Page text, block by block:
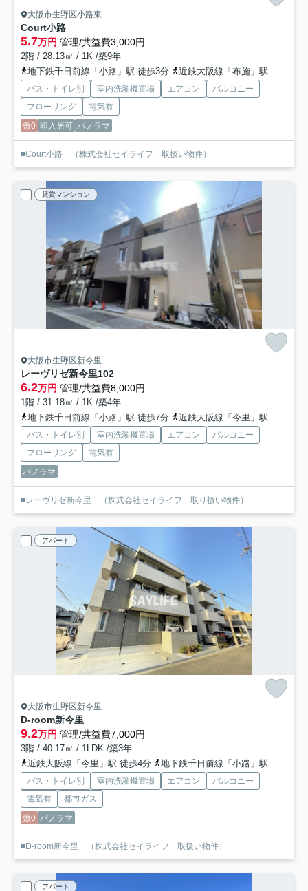
大阪市生野区小路東
Court小路
5.7万円 管理/共益費3,000円
2階 / 28.13㎡ / 1K /築9年
地下鉄千日前線「小路」駅 徒歩3分
近鉄大阪線「布施」駅 徒歩10分
バス・トイレ別 室内洗濯機置場 エアコン
バルコニー
フローリング
電気有
敷0 即入居可 パノラマ
■Court小路 （株式会社セイライフ 取扱い物件）
賃貸マンション
大阪市生野区新今里
レーヴリゼ新今里102
6.2万円 管理/共益費8,000円
1階 / 31.18㎡ / 1K /築4年
地下鉄千日前線「小路」駅 徒歩7分
近鉄大阪線「今里」駅 徒歩8分
バス・トイレ別 室内洗濯機置場 エアコン
バルコニー
フローリング
電気有
パノラマ
■レーヴリゼ新今里 （株式会社セイライフ 取り扱い物件）
アパート
大阪市生野区新今里
D-room新今里
9.2万円 管理/共益費7,000円
3階 / 40.17㎡ / 1LDK /築3年
近鉄大阪線「今里」駅 徒歩4分
地下鉄千日前線「小路」駅 徒歩6分
バス・トイレ別 室内洗濯機置場 エアコン
バルコニー
電気有
都市ガス
敷0 パノラマ
■D-room新今里 （株式会社セイライフ 取扱い物件）
アパート